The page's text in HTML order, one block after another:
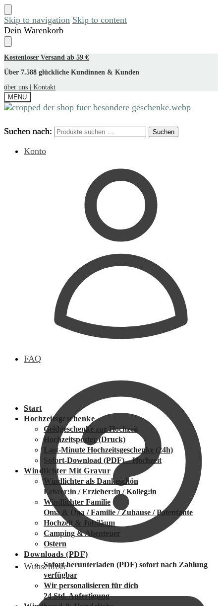
Skip to navigation Skip to content
Dein Warenkorb
Kostenloser Versand ab 59 €
Über 7.588 glückliche Kundinnen & Kunden
über uns |
Kontakt
MENU
Suchen nach: Suchen
Konto
FAQ
Wunschliste
Suchen nach: Suchen
Start
Hochzeitsgeschenke
Geldgeschenke zur Hochzeit
Hochzeitsposter (Druck)
Last-Minute Hochzeitsgeschenke (24h)
Sofort-Download (PDF) – Hochzeit
Windlichter Mit Gravur
Windlichter als Dankeschön
Lehrer:in / Erzieher:in / Kolleg:in
Windlichter Familie
Oma & Opa / Familie / Zuhause / Patentante
Hochzeit & Jubiläum
Camping & Abenteuer
Ostern
Downloads (PDF)
Sofort herunterladen (PDF) sofort nach Zahlung
verfügbar
Wir personalisieren für dich
24 Std. Anfertigung